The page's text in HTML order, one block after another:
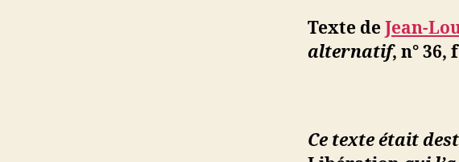
Texte deJean-
alternatif, n° 36,
Ce texte était